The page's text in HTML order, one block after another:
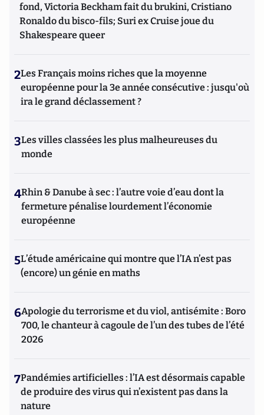
fond, Victoria Beckham fait du brukini, Cristiano
Ronaldo du bisco-fils; Suri ex Cruise joue du
Shakespeare queer
2Les Français moins riches que la moyenne
européenne pour la 3e année consécutive : jusqu'où
ira le grand déclassement ?
3Les villes classées les plus malheureuses du
monde
4Rhin & Danube à sec : l’autre voie d’eau dont la
fermeture pénalise lourdement l’économie
européenne
5L’étude américaine qui montre que l’IA n’est pas
(encore) un génie en maths
6Apologie du terrorisme et du viol, antisémite : Boro
700, le chanteur à cagoule de l’un des tubes de l’été
2026
7Pandémies artificielles : l’IA est désormais capable
de produire des virus qui n’existent pas dans la
nature